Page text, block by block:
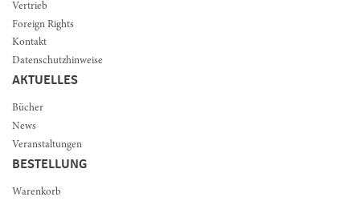
Vertrieb
Foreign Rights
Kontakt
Datenschutzhinweise
AKTUELLES
Bücher
News
Veranstaltungen
BESTELLUNG
Warenkorb